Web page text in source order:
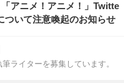
「アニメ！アニメ！」Twitte
ついて注意喚起のお知らせ
ライターを募集しています。